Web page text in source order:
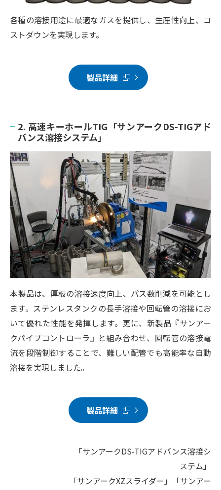
各種の溶接用途に最適なガスを提供し、生産性向上、コ
ストダウンを実現します。
製品詳細
2. 高速キーホールTIG「サンアークDS-TIGアド
バンス溶接システム」
本製品は、厚板の溶接速度向上、パス数削減を可能とし
ます。ステンレスタンクの長手溶接や回転管の溶接にお
いて優れた性能を発揮します。更に、新製品『サンアー
クパイプコントローラ』と組み合わせ、回転管の溶接電
流を段階制御することで、難しい配管でも高能率な自動
溶接を実現しました。
製品詳細
「サンアークDS-TIGアドバンス溶接シ
ステム」
「サンアークXZスライダー」「サンアー